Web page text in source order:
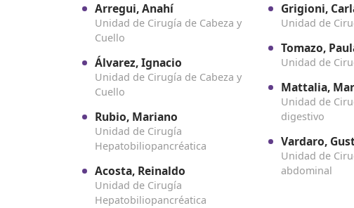
Arregui, Anahí
Unidad de Cirugía de Cabeza y
Cuello
Álvarez, Ignacio
Unidad de Cirugía de Cabeza y
Cuello
Rubio, Mariano
Unidad de Cirugía
Hepatobiliopancréatica
Acosta, Reinaldo
Unidad de Cirugía
Hepatobiliopancréatica
Grigioni,
Unidad de
Tomazo,
Unidad de
Mattalia,
Unidad de
digestivo
Vardaro,
Unidad de
abdominal